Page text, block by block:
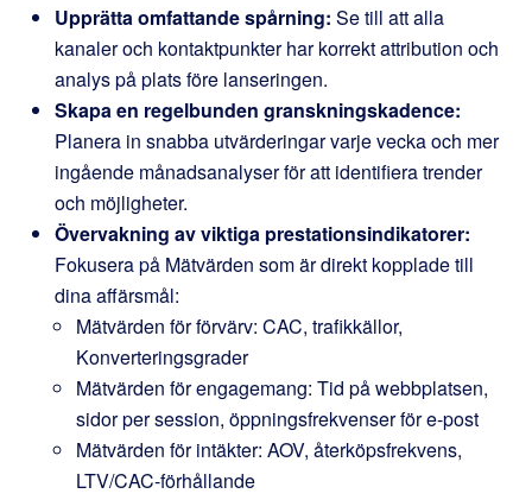
Upprätta omfattande spårning: Se till att alla
kanaler och kontaktpunkter har korrekt attribution och
analys på plats före lanseringen.
Skapa en regelbunden granskningskadence:
Planera in snabba utvärderingar varje vecka och mer
ingående månadsanalyser för att identifiera trender
och möjligheter.
Övervakning av viktiga prestationsindikatorer:
Fokusera på Mätvärden som är direkt kopplade till
dina affärsmål:
Mätvärden för förvärv: CAC, trafikkällor,
Konverteringsgrader
Mätvärden för engagemang: Tid på webbplatsen,
sidor per session, öppningsfrekvenser för e-post
Mätvärden för intäkter: AOV, återköpsfrekvens,
LTV/CAC-förhållande